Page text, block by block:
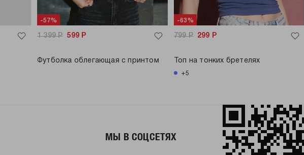
-57%
1 399Р 599 Р
Футболка облегающая с принтом
-63%
799Р 299 Р
Топ на тонких бретелях
+5
МЫ В СОЦСЕТЯХ БУДЬ В